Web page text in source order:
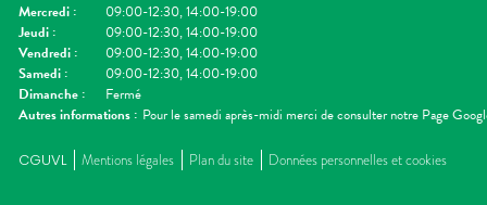
Mercredi :
09:00-12:30, 14:00-19:00
Jeudi :
09:00-12:30, 14:00-19:00
Vendredi :
09:00-12:30, 14:00-19:00
Samedi :
09:00-12:30, 14:00-19:00
Dimanche :
Fermé
Autres informations : Pour le samedi après-midi merci de consulter notre Page
CGUVL Mentions légales Plan du site Données personnelles et cookies